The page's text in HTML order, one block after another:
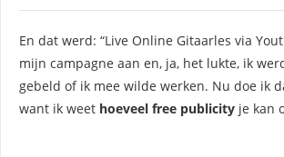
En dat werd: “Live Online Gitaarles via
mijn campagne aan en, ja, het lukte, ik
gebeld of ik mee wilde werken. Nu doe ik
want ik weet hoeveel free publicity je kan